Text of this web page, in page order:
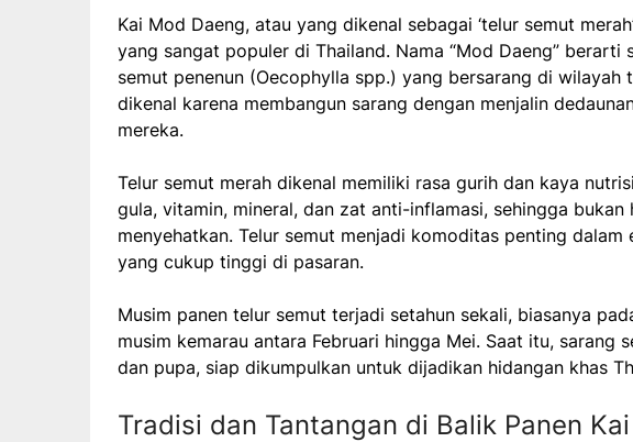
Kai Mod Daeng, atau yang dikenal sebagai ‘telur semut
yang sangat populer di Thailand. Nama “Mod Daeng” berarti
semut penenun (Oecophylla spp.) yang bersarang di wilayah
dikenal karena membangun sarang dengan menjalin
mereka.
Telur semut merah dikenal memiliki rasa gurih dan kaya
gula, vitamin, mineral, dan zat anti-inflamasi, sehingga
menyehatkan. Telur semut menjadi komoditas penting dalam
yang cukup tinggi di pasaran.
Musim panen telur semut terjadi setahun sekali, biasanya
musim kemarau antara Februari hingga Mei. Saat itu, sarang
dan pupa, siap dikumpulkan untuk dijadikan hidangan khas
Tradisi dan Tantangan di Balik Panen